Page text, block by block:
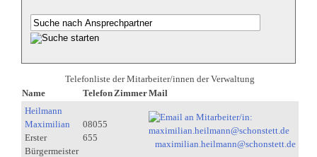
Telefonliste der Mitarbeiter/innen der Verwaltung
Name
Telefon ZimmerMail
Heilmann
Maximilian
Erster
Bürgermeister
08055
655
maximilian.heilmann@schonstett.de